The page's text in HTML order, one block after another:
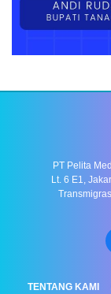
PT Pelita
Lt. 6 E1,
TENTANG KAMI